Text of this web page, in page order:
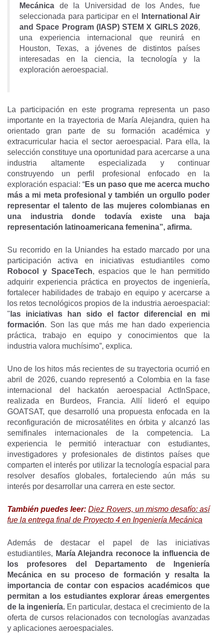
Mecánica de la Universidad de los Andes, fue
seleccionada para participar en el
International Air
and Space Program (IASP) STEM X GIRLS 2026,
una experiencia internacional que reunirá en
Houston, Texas, a jóvenes de distintos países
interesadas en la ciencia, la tecnología y la
exploración aeroespacial.
La participación en este programa representa un paso
importante en la trayectoria de María Alejandra, quien ha
orientado gran parte de su formación académica y
extracurricular hacia el sector aeroespacial. Para ella, la
selección constituye una oportunidad para acercarse a una
industria altamente especializada y continuar
construyendo un perfil profesional enfocado en la
exploración espacial: “Es un paso que me acerca mucho
más a mi meta profesional y también un orgullo poder
representar el talento de las mujeres colombianas en
una industria donde todavía existe una baja
representación latinoamericana femenina”, afirma.
Su recorrido en la Uniandes ha estado marcado por una
participación activa en iniciativas estudiantiles como
Robocol y SpaceTech, espacios que le han permitido
adquirir experiencia práctica en proyectos de ingeniería,
fortalecer habilidades de trabajo en equipo y acercarse a
los retos tecnológicos propios de la industria aeroespacial:
" las iniciativas han sido el factor diferencial en mi
formación. Son las que más me han dado experiencia
práctica, trabajo en equipo y conocimientos que la
industria valora muchísimo”, explica.
Uno de los hitos más recientes de su trayectoria ocurrió en
abril de 2026, cuando representó a Colombia en la fase
internacional del hackatón aeroespacial ActInSpace,
realizada en Burdeos, Francia. Allí lideró el equipo
GOATSAT, que desarrolló una propuesta enfocada en la
reconfiguración de microsatélites en órbita y alcanzó las
semifinales internacionales de la competencia. La
experiencia le permitió interactuar con estudiantes,
investigadores y profesionales de distintos países que
comparten el interés por utilizar la tecnología espacial para
resolver desafíos globales, fortaleciendo aún más su
interés por desarrollar una carrera en este sector.
También puedes leer:Diez Rovers, un mismo desafío: así
fue la entrega final de Proyecto 4 en Ingeniería Mecánica
Además de destacar el papel de las iniciativas
estudiantiles, María Alejandra reconoce la influencia de
los profesores del Departamento de Ingeniería
Mecánica en su proceso de formación y resalta la
importancia de contar con espacios académicos que
permitan a los estudiantes explorar áreas emergentes
de la ingeniería. En particular, destaca el crecimiento de la
oferta de cursos relacionados con tecnologías avanzadas
y aplicaciones aeroespaciales.